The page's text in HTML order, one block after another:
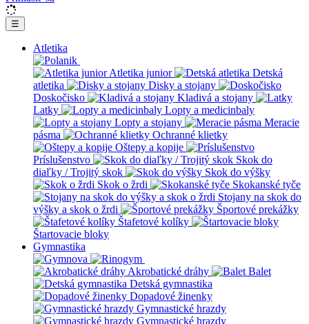
☰
Atletika
Atletika junior
Detská
atletika
Disky a stojany
Doskočisko
Kladivá a stojany
Latky
Lopty a medicinbaly
Lopty a stojany
Meracie
pásma
Ochranné klietky
Oštepy a kopije
Príslušenstvo
Skok do
diaľky / Trojitý skok
Skok do výšky
Skok o žrdi
Skokanské tyče
Stojany na skok do
výšky a skok o žrdi
Športové prekážky
Štafetové kolíky
Štartovacie bloky
Gymnastika
Akrobatické dráhy
Balet
Detská gymnastika
Dopadové žinenky
Gymnastické hrazdy
Gymnastické hrazdy